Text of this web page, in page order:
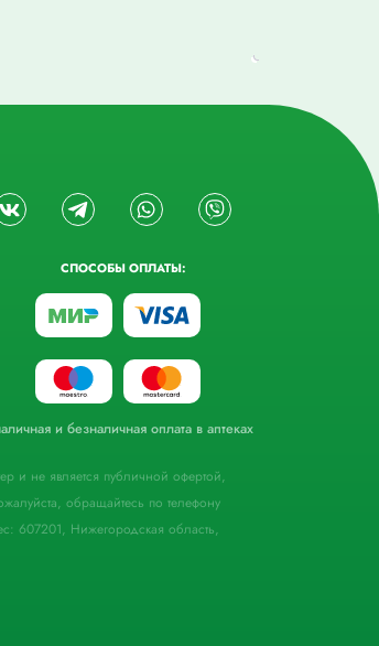
СПОСОБЫ ОПЛАТЫ:
и безналичная оплата в аптеках
и не является публичной офертой,
обращайтесь по телефону
Нижегородская область,